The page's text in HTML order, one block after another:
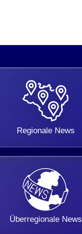
Regionale News
Überregionale News